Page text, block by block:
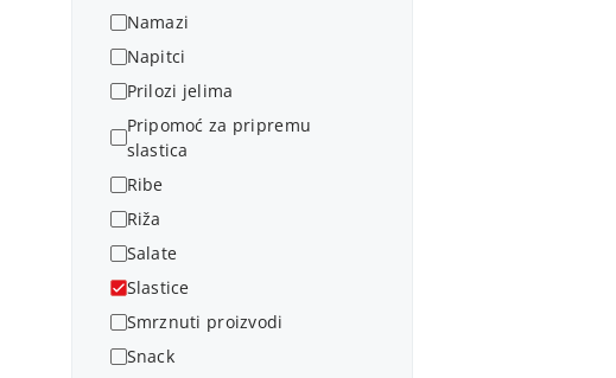
Namazi
Napitci
Prilozi jelima
Pripomoć za pripremu
slastica
Ribe
Riža
Salate
Slastice
Smrznuti proizvodi
Snack